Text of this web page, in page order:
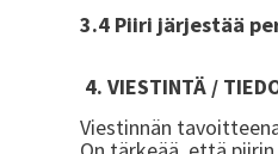
3.4 Piiri järjestää
4. VIESTINTÄ /
Viestinnän